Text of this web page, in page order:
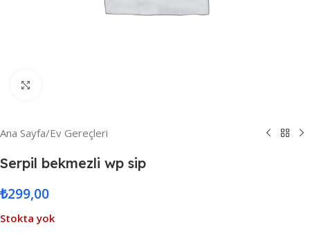
Ana Sayfa/Ev Gereçleri
Serpil bekmezli wp sip
₺299,00
Stokta yok